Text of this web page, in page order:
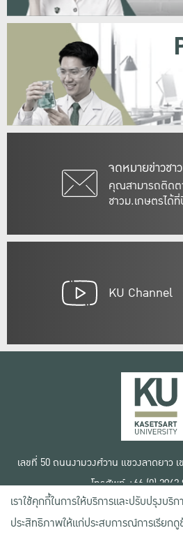
จดหมายข่าวชา
คุณสามารถติดต
ชาวม.เกษตรได้
KU Channel
เลขที่ 50 ถนนงามวงศ์วาน แขวงลาดยาว
โทรศัพท์ +66 (0) 2942
เงื่อนไขการใช้งานเว็บ
ข้อตกลงด้านสิทธิ์ใช้
เราใช้คุกกี้ในการให้บริการและปรับปรุงบริ
ประสิทธิภาพให้แก่ประสบการณ์การเรีย